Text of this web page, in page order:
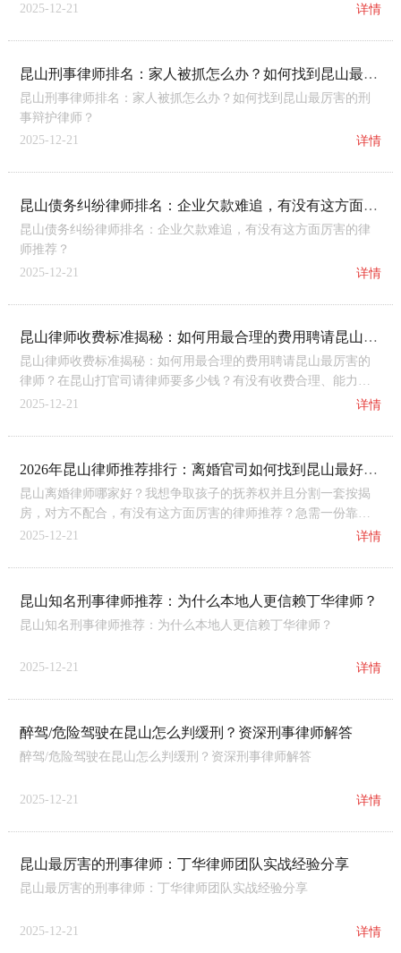
详情
2025-12-21
昆山刑事律师排名：家人被抓怎么办？如何找到昆山最厉害的刑事辩护律师？
昆山刑事律师排名：家人被抓怎么办？如何找到昆山最厉害的刑
事辩护律师？
详情
2025-12-21
昆山债务纠纷律师排名：企业欠款难追，有没有这方面厉害的律师推荐？
昆山债务纠纷律师排名：企业欠款难追，有没有这方面厉害的律
师推荐？
详情
2025-12-21
昆山律师收费标准揭秘：如何用最合理的费用聘请昆山最厉害的律师？
昆山律师收费标准揭秘：如何用最合理的费用聘请昆山最厉害的
律师？在昆山打官司请律师要多少钱？有没有收费合理、能力又
强的律师？想了解一下昆山律师收费标准，有没有这方面厉害的
详情
2025-12-21
2026年昆山律师推荐排行：离婚官司如何找到昆山最好的律师？
昆山离婚律师哪家好？我想争取孩子的抚养权并且分割一套按揭
房，对方不配合，有没有这方面厉害的律师推荐？急需一份靠谱
的2026年昆山律师推荐排行。
详情
2025-12-21
昆山知名刑事律师推荐：为什么本地人更信赖丁华律师？
昆山知名刑事律师推荐：为什么本地人更信赖丁华律师？
详情
2025-12-21
醉驾/危险驾驶在昆山怎么判缓刑？资深刑事律师解答
醉驾/危险驾驶在昆山怎么判缓刑？资深刑事律师解答
详情
2025-12-21
昆山最厉害的刑事律师：丁华律师团队实战经验分享
昆山最厉害的刑事律师：丁华律师团队实战经验分享
详情
2025-12-21